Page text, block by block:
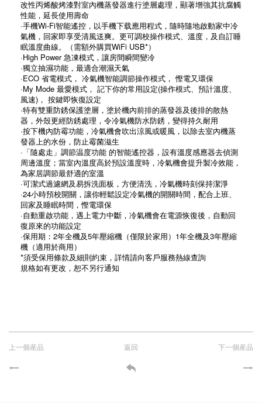
改性丙烯酸烤漆對室內機蒸發器進行塗層處理，顯著增強其抗腐觸
性能，延長使用壽命
·手機Wi-Fi智能遙控，以手機下载應用程式，隨時隨地啟動家中冷
氣機，回家即享受清風送爽。更可調校操作模式、溫度，及自訂睡
眠溫度曲線。（需額外購買WiFi USB*）
·High Power 急凍模式，讓房間瞬間變冷
·獨立抽濕功能，最適合潮濕天氣
·ECO 省電模式， 冷氣機智能調節操作模式， 慳電又環保
·My Mode 最愛模式， 記下你的常用設定(操作模式、預計溫度、
風速)， 按鍵即恢復設定
·特有雙重防銹保護塗層，塗於機內前排的蒸發器及後排的散熱
器，外殼更經防銹處理，令冷氣機防水防銹，變得持久耐用
·按下機內防霉功能，冷氣機會吹出涼風或暖風，以除去室內機蒸
發器上的水份，防止霉菌滋生
·「隨處走」調節温度功能 的智能遙控器，設有溫度感應器去偵測
周邊溫度；當室內溫度高於預設溫度時，冷氣機會提升製冷效能，
為家居調節最舒適的室溫
·可潔式過濾網及易拆洗面板，方便清洗，冷氣機時刻保持潔淨
·24小時預校開關，讓你輕鬆設定冷氣機的開關時間，配合上班、
回家及睡眠時間，慳電環保
·自動重啟功能，遇上電力中斷，冷氣機會在電源恢復後，自動回
復原來的功能設定
·保用期：2年全機及5年壓縮機（僅限於家用）1年全機及3年壓縮
機（適用於商用）
*須受保用條款及細則約束，詳情請向客戶服務熱線查詢
規格如有更改，恕不另行通知
上一個産品 返回 下一個産品